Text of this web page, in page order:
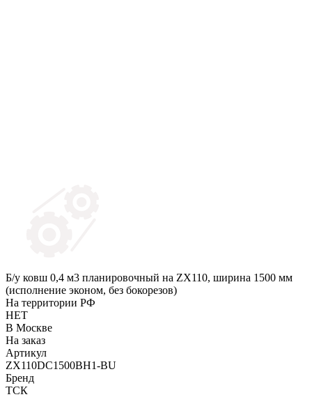
Б/у ковш 0,4 м3 планировочный на ZX110, ширина 1500 мм
(исполнение эконом, без бокорезов)
На территории РФ
НЕТ
В Москве
На заказ
Артикул
ZX110DC1500BH1-BU
Бренд
ТСК